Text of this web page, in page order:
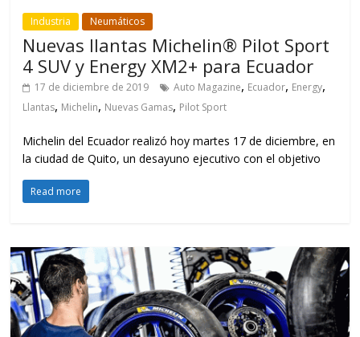
Industria Neumáticos
Nuevas llantas Michelin® Pilot Sport
4 SUV y Energy XM2+ para Ecuador
17 de diciembre de 2019 Auto Magazine, Ecuador, Energy,
Llantas, Michelin, Nuevas Gamas, Pilot Sport
Michelin del Ecuador realizó hoy martes 17 de diciembre, en
la ciudad de Quito, un desayuno ejecutivo con el objetivo
Read more